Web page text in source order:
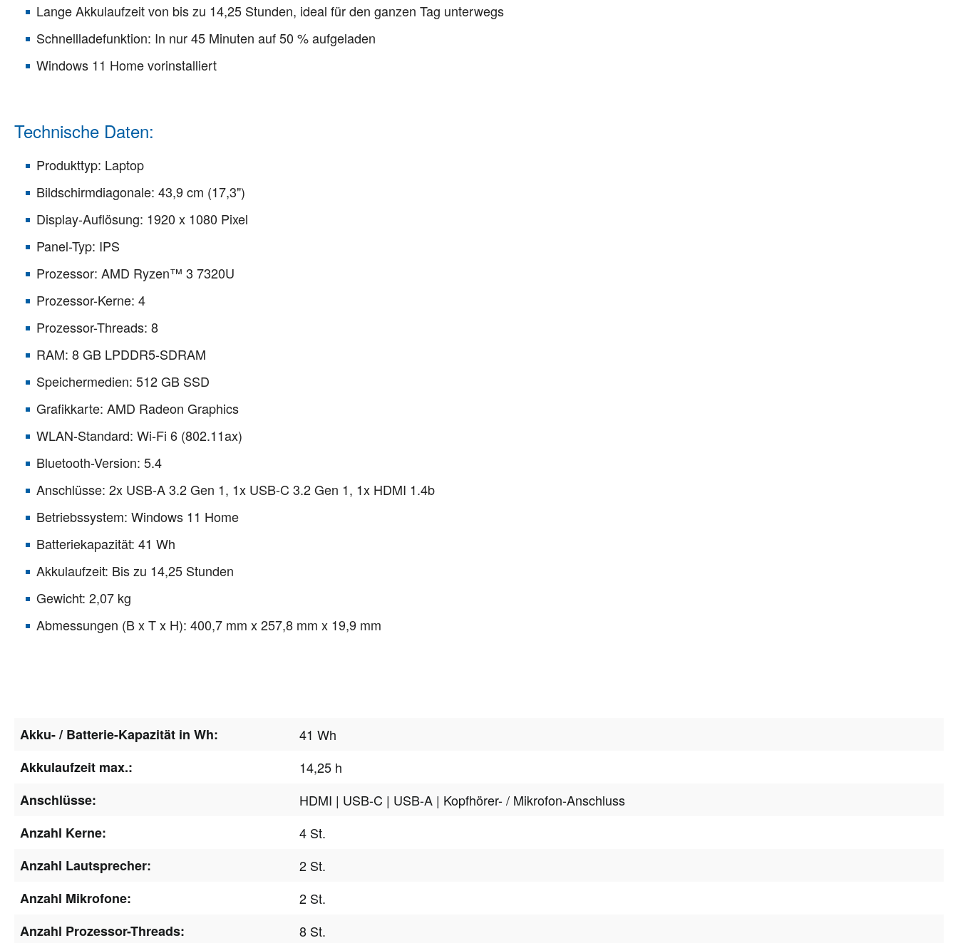
Lange Akkulaufzeit von bis zu 14,25 Stunden, ideal für den ganzen Tag unterwegs
Schnellladefunktion: In nur 45 Minuten auf 50 % aufgeladen
Windows 11 Home vorinstalliert
Technische Daten:
Produkttyp: Laptop
Bildschirmdiagonale: 43,9 cm (17,3")
Display-Auflösung: 1920 x 1080 Pixel
Panel-Typ: IPS
Prozessor: AMD Ryzen™ 3 7320U
Prozessor-Kerne: 4
Prozessor-Threads: 8
RAM: 8 GB LPDDR5-SDRAM
Speichermedien: 512 GB SSD
Grafikkarte: AMD Radeon Graphics
WLAN-Standard: Wi-Fi 6 (802.11ax)
Bluetooth-Version: 5.4
Anschlüsse: 2x USB-A 3.2 Gen 1, 1x USB-C 3.2 Gen 1, 1x HDMI 1.4b
Betriebssystem: Windows 11 Home
Batteriekapazität: 41 Wh
Akkulaufzeit: Bis zu 14,25 Stunden
Gewicht: 2,07 kg
Abmessungen (B x T x H): 400,7 mm x 257,8 mm x 19,9 mm
Akku- / Batterie-Kapazität in Wh:
41 Wh
Akkulaufzeit max.:
14,25 h
Anschlüsse:
HDMI | USB-C | USB-A | Kopfhörer- / Mikrofon-Anschluss
Anzahl Kerne:
4 St.
Anzahl Lautsprecher:
2 St.
Anzahl Mikrofone:
2 St.
Anzahl Prozessor-Threads:
8 St.